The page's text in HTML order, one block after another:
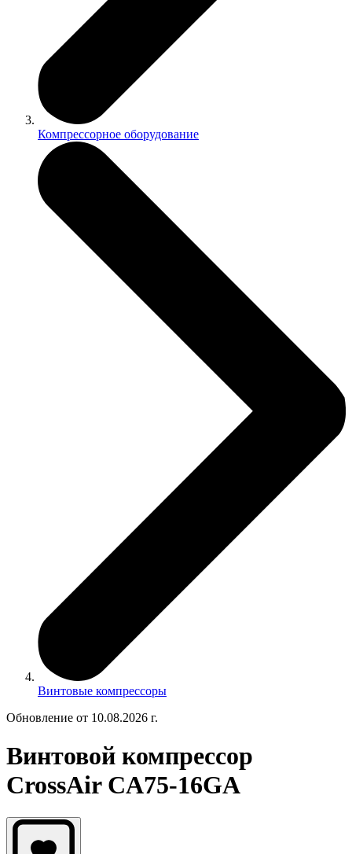
Компрессорное оборудование
Винтовые компрессоры
Обновление от 10.08.2026 г.
Винтовой компрессор
CrossAir CA75-16GA